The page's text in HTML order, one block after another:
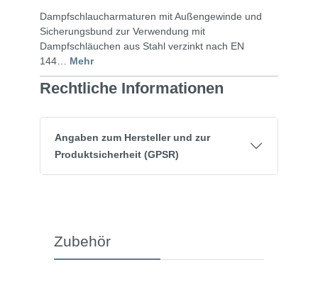
Dampfschlaucharmaturen mit Außengewinde und
Sicherungsbund zur Verwendung mit
Dampfschläuchen aus Stahl verzinkt nach EN
144… Mehr
Rechtliche Informationen
Angaben zum Hersteller und zur
Produktsicherheit (GPSR)
Zubehör